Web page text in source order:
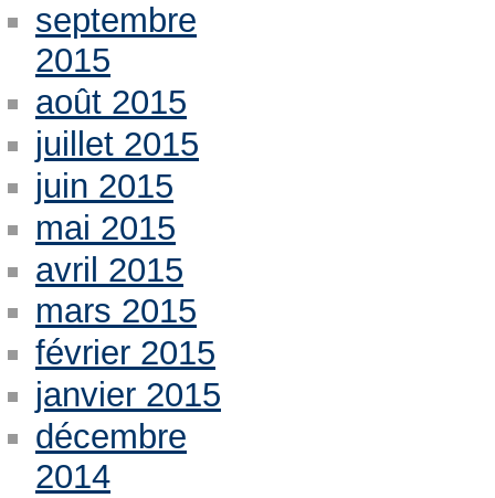
septembre
2015
août 2015
juillet 2015
juin 2015
mai 2015
avril 2015
mars 2015
février 2015
janvier 2015
décembre
2014